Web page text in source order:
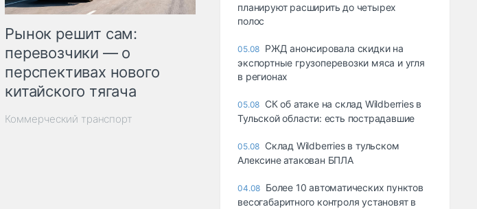
Рынок решит сам:
перевозчики — о
перспективах нового
китайского тягача
Коммерческий транспорт
планируют расширить до четырех
полос
05.08 РЖД анонсировала скидки на
экспортные грузоперевозки мяса и угля
в регионах
05.08 СК об атаке на склад Wildberries в
Тульской области: есть пострадавшие
05.08 Склад Wildberries в тульском
Алексине атакован БПЛА
04.08 Более 10 автоматических пунктов
весогабаритного контроля установят в